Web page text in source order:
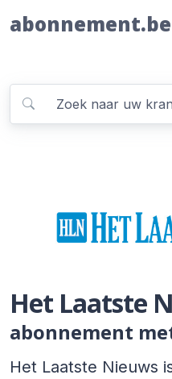
abonnement.be
Het Laatste
abonnement
Het Laatste Nieuws